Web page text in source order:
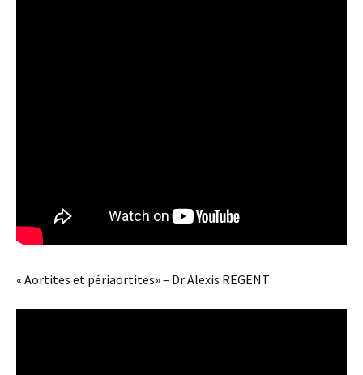
« Aortites et périaortites» – Dr Alexis REGENT